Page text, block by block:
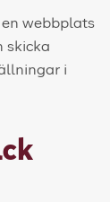
webbplats
skicka
i